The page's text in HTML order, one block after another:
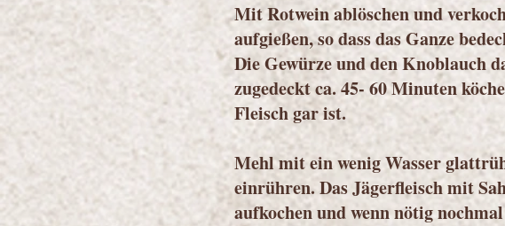
Mit Rotwein ablöschen und
aufgießen, so dass das Ganze
Die Gewürze und den Knoblauch
zugedeckt ca. 45- 60 Minuten
Fleisch gar ist.
Mehl mit ein wenig Wasser
einrühren. Das Jägerfleisch mit
aufkochen und wenn nötig